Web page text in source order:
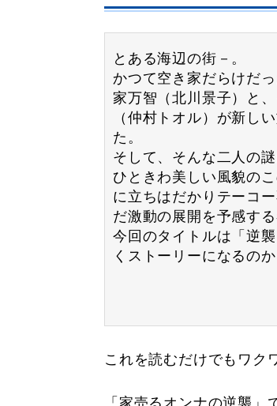
とある海辺の街－。
かつて空き家だらけだ
家万智（北川景子）と
（仲村トオル）が新し
た。
そして、そんな二人の
ひときわ美しい風貌の
に立ちはだかりテーコ
だ激動の展開を予感す
今回のタイトルは「逆
くストーリーになるのか
これを読むだけでもワク
「家売るオンナの逆襲」